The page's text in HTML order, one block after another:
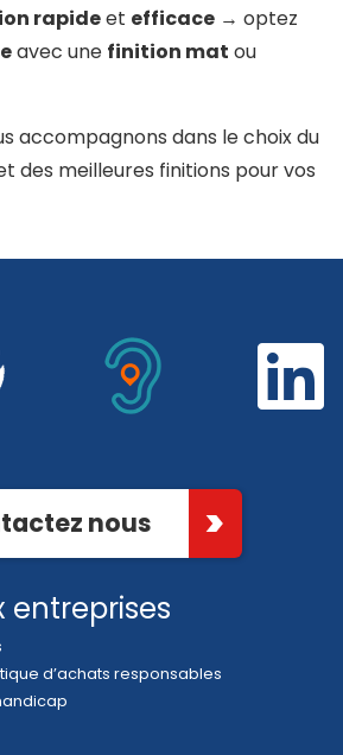
rapideet efficace → optez
avec une finition mat ou
accompagnons dans le choix du
des meilleures finitions pour vos
nous
entreprises
d’achats responsables